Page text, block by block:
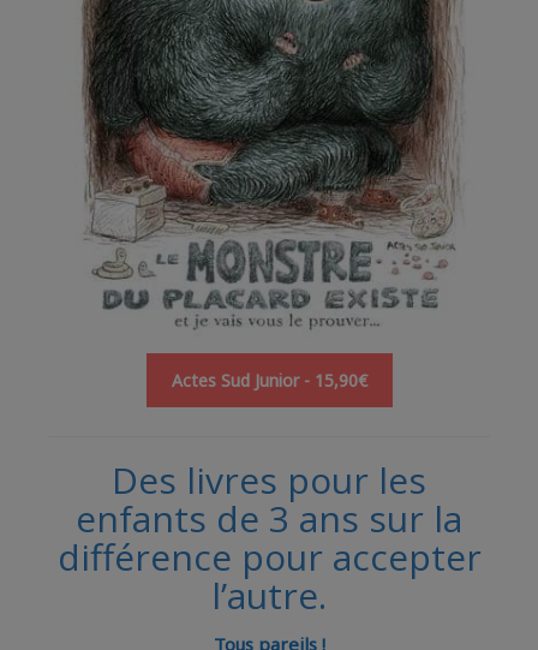
Actes Sud Junior - 15,90€
Des livres pour les
enfants de 3 ans sur la
différence pour accepter
l’autre.
Tous pareils !